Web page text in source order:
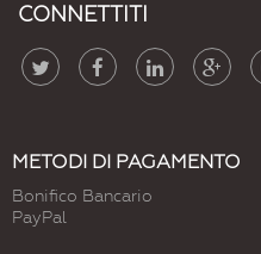
CONNETTITI
METODI DI PAGAMENTO
Bonifico Bancario
PayPal